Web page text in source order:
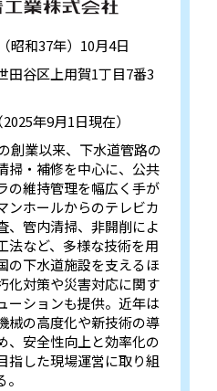
昭和37年）10月4日
田谷区上用賀1丁目7番3
年9月1日現在）
創業以来、下水道管路の
掃・補修を中心に、公共
の維持管理を幅広く手が
ンホールからのテレビカ
、管内清掃、非開削によ
法など、多様な技術を用
の下水道施設を支えるほ
化対策や災害対応に関す
ーションも提供。近年は
械の高度化や新技術の導
、安全性向上と効率化の
指した現場運営に取り組